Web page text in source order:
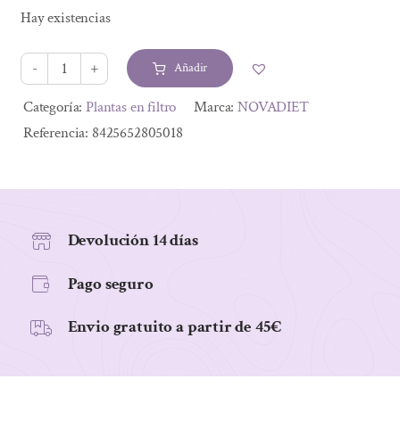
era:
7,40 €.
es:
5,55 €.
Hay existencias
PACK
DEPURACION
HEPATICA
Añadir
Alternative:
Categoría:Plantas en filtro Marca:NOVADIET
Referencia: 8425652805018
Devolución 14 días
Pago seguro
Envio gratuito a partir de 45€